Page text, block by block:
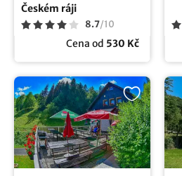
Českém ráji
8.7/10
Cena od 530 Kč